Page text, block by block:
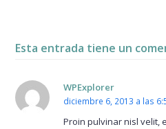
Esta entrada tiene un
WPExplorer
diciembre 6, 2013 a las
Proin pulvinar nisl velit,